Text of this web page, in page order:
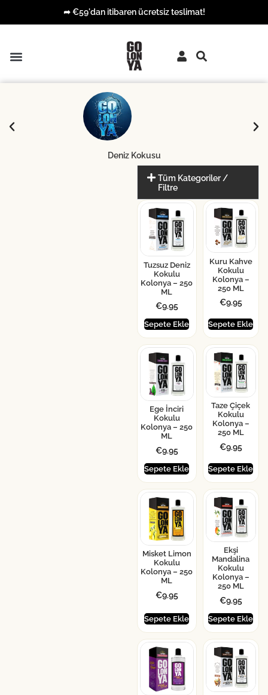
➦ €59'dan itibaren ücretsiz teslimat!
Deniz Kokusu
Tüm Kategoriler /
Filtre
Tuzsuz Deniz
Kokulu
Kolonya – 250
ML
€9.95
Sepete Ekle
Kuru Kahve
Kokulu
Kolonya –
250 ML
€9.95
Sepete Ekle
Ege İnciri
Kokulu
Kolonya – 250
ML
€9.95
Sepete Ekle
Taze Çiçek
Kokulu
Kolonya –
250 ML
€9.95
Sepete Ekle
Misket Limon
Kokulu
Kolonya – 250
ML
€9.95
Sepete Ekle
Ekşi
Mandalina
Kokulu
Kolonya –
250 ML
€9.95
Sepete Ekle